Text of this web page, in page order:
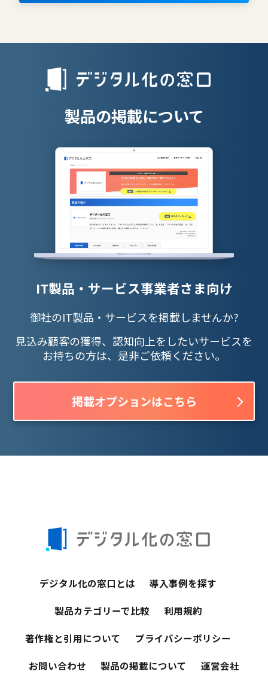
授業支援シス
製品の掲載について
IT製品・サービス事業者さま向け
御社のIT製品・サービスを掲載しませんか?
見込み顧客の獲得、認知向上をしたいサービスを
お持ちの方は、是非ご依頼ください。
掲載オプションはこちら
デジタル化の窓口とは 導入事例を探す
製品カテゴリーで比較 利用規約
著作権と引用について プライバシーポリシー
お問い合わせ 製品の掲載について 運営会社